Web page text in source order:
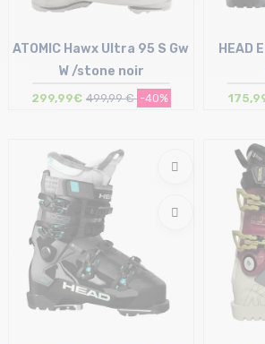
23/23.5 cm
ATOMIC Hawx Ultra 95 S Gw
W /stone noir
299,99€ 499,99 € -40%
22/
HEAD